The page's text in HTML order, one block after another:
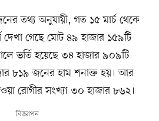
তথ্য অনুযায়ী, গত ১৫ মার্চ থেকে
দেখা গেছে মোট ৪৯ হাজার ১৫৯টি
ভর্তি হয়েছে ৩৪ হাজার ৯০৯টি
৮১৯ জনের হাম শনাক্ত হয়। আর
রোগীর সংখ্যা ৩০ হাজার ৮৬২।